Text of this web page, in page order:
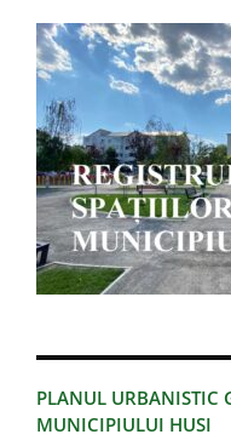
PLANUL URBANISTIC
MUNICIPIULUI HUSI